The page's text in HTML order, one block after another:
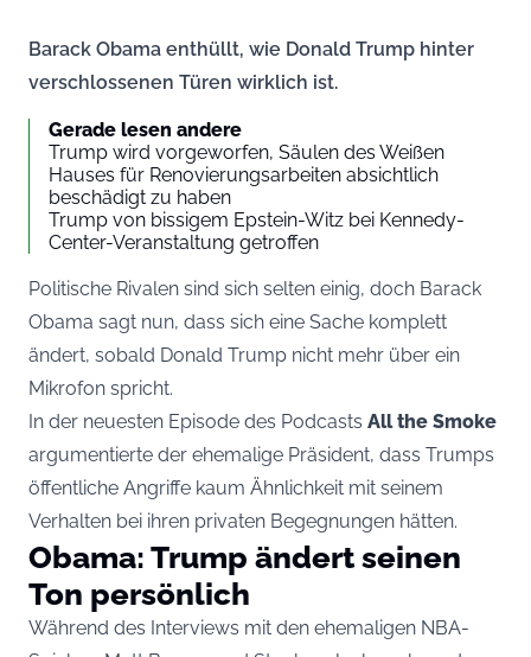
Barack Obama enthüllt, wie Donald Trump hinter
verschlossenen Türen wirklich ist.
Gerade lesen andere
Trump wird vorgeworfen, Säulen des Weißen
Hauses für Renovierungsarbeiten absichtlich
beschädigt zu haben
Trump von bissigem Epstein-Witz bei Kennedy-
Center-Veranstaltung getroffen
Politische Rivalen sind sich selten einig, doch Barack
Obama sagt nun, dass sich eine Sache komplett
ändert, sobald Donald Trump nicht mehr über ein
Mikrofon spricht.
In der neuesten Episode des Podcasts All the Smoke
argumentierte der ehemalige Präsident, dass Trumps
öffentliche Angriffe kaum Ähnlichkeit mit seinem
Verhalten bei ihren privaten Begegnungen hätten.
Obama: Trump ändert seinen
Ton persönlich
Während des Interviews mit den ehemaligen NBA-